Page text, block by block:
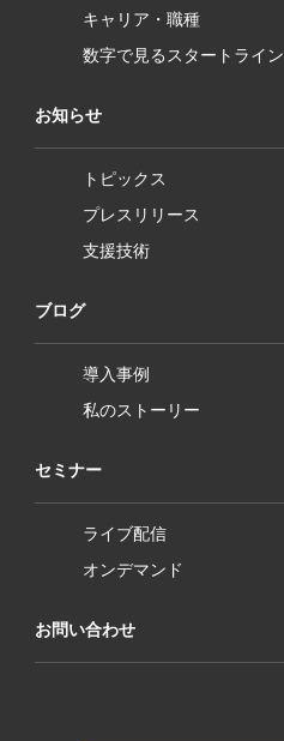
キャリア・職種
数字で見るスタートライン
お知らせ
トピックス
プレスリリース
支援技術
ブログ
導入事例
私のストーリー
セミナー
ライブ配信
オンデマンド
お問い合わせ